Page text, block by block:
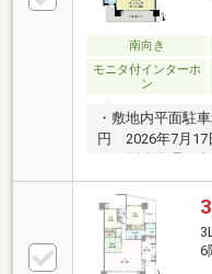
南向き
モニタ付インターホ
ン
・敷地内平面駐
円 2026年7月17
ペット飼育可能
ョンです。・二
メンテナンス性
とした明るいリ
から洗面所へ移
6